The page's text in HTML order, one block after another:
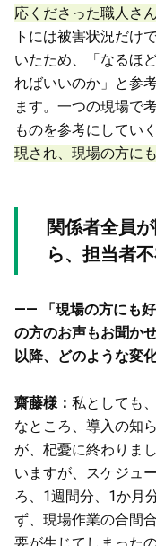
応くださった職人さ
トには被害状況だけ
いたため、「なるほ
ればいいのか」と参
ます。一つの現場で
ものを参考にしてい
現され、現場の方に
関係者全員
ら、担当者
—— 「現場の方にも
の方のお声もお聞か
以降、どのような変
齋藤様： 私としても
なところ、導入の知
が、杞憂に終わりま
いますが、スケジュ
ろ、1週間分、1か月
ず、現場作業の合間